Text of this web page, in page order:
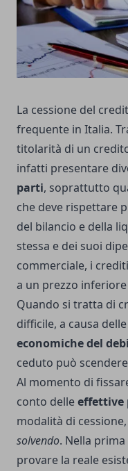
La cessione del
frequente in Italia.
titolarità di un
infatti presentare
parti, soprattutto
che deve rispettare
del bilancio e della
stessa e dei suoi
commerciale, i
a un prezzo
Quando si tratta di
difficile, a causa
economiche del
ceduto può
Al momento di
conto delleeffettive
modalità di
solvendo. Nella
provare la reale